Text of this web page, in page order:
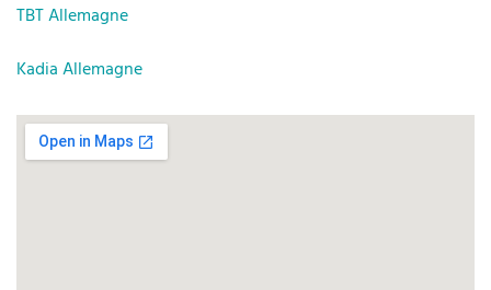
TBT Allemagne
Kadia Allemagne